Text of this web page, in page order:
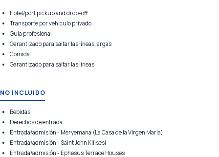
Hotel/port pickup and drop-off
Transporte por vehículo privado
Guía profesional
Garantizado para saltar las líneas largas
Comida
Garantizado para saltar las líneas
NO INCLUIDO
Bebidas
Derechos de entrada
Entrada/admisión - Meryemana (La Casa de la Virgen María)
Entrada/admisión - Saint John Kilisesi
Entrada/admisión - Ephesus Terrace Houses